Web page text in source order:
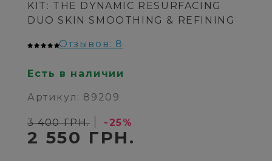
KIT: THE DYNAMIC RESURFACING
DUO SKIN SMOOTHING & REFINING
Отзывов: 8
Есть в наличии
Артикул: 89209
-25%
3 400 ГРН.
2 550 ГРН.